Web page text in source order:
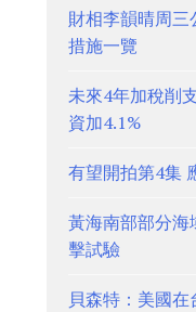
財相李韻晴周
措施一覽
未來4年加稅削
資加4.1%
有望開拍第4集
黃海南部部分海
擊試驗
貝森特：美國